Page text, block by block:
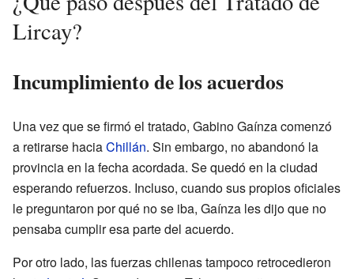
Lircay?
Incumplimiento de los acuerdos
Una vez que se firmó el tratado, Gabino Gaínza comenzó
a retirarse haciaChillán. Sin embargo, no abandonó la
provincia en la fecha acordada. Se quedó en la ciudad
esperando refuerzos. Incluso, cuando sus propios oficiales
le preguntaron por qué no se iba, Gaínza les dijo que no
pensaba cumplir esa parte del acuerdo.
Por otro lado, las fuerzas chilenas tampoco retrocedieron